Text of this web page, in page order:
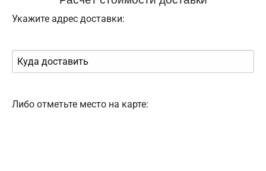
Укажите адрес доставки:
Либо отметьте место на карте: